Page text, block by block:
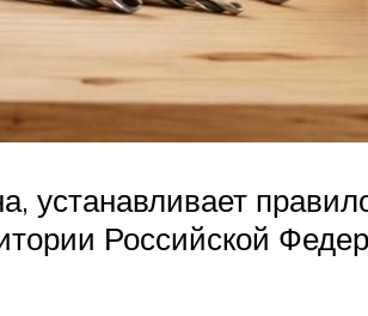
устанавливает
Российской